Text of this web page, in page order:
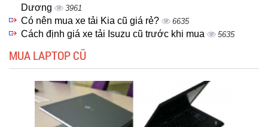
Dương
3961
Có nên mua xe tải Kia cũ giá rẻ? 6635
Cách định giá xe tải Isuzu cũ trước khi mua 5635
MUA LAPTOP CŨ